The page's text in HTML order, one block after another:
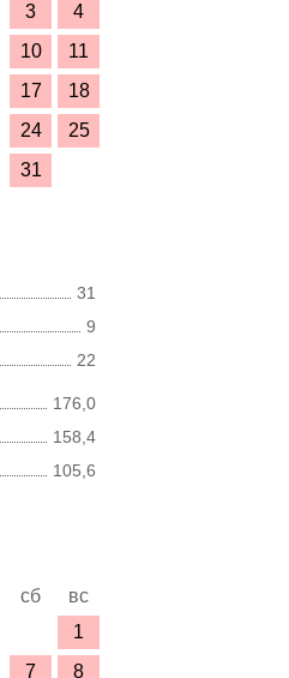
3
4
10
11
17
18
24
25
31
31
9
22
176,0
158,4
105,6
сб
вс
1
7 8